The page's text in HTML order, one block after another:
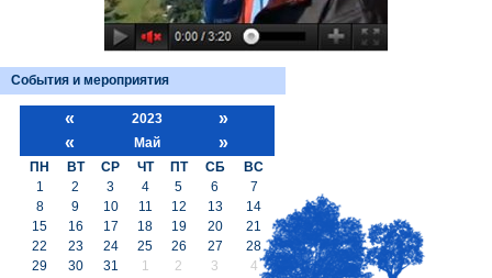
События и мероприятия
« 2023
»
«
Май »
ПН ВТ СР ЧТ ПТ СБ
ВС
1
2 3 4 5 6
7
8
9 10 11 12 13
14
15
16 17 18 19 20
21
22
23 24 25 26 27
28
29
30 31 1 2 3 4